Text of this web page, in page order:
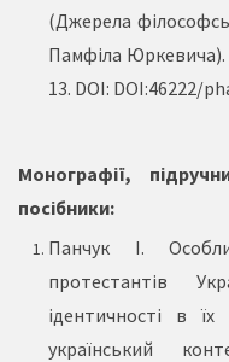
(Джерела
Памфіла Юркевича).
13. DOI: DOI:46222/
Монографії,
посібники:
Панчук І.
протестантів
ідентичності в їх
український